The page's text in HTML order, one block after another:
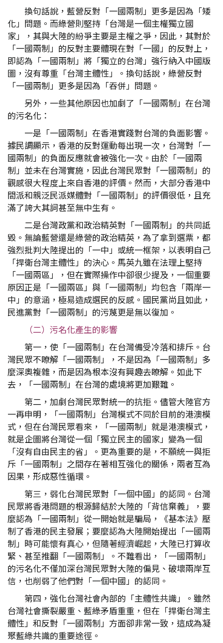
換句話說，藍營反對「一國兩制」更多是因為「矮
化」問題。而綠營則堅持「台灣是一個主權獨立國
家」，其與大陸的紛爭主要是主權之爭，因此，其對於
「一國兩制」的反對主要體現在對「一國」的反對上，
即認為「一國兩制」將「獨立的台灣」強行納入中國版
圖，沒有尊重「台灣主體性」。換句話說，綠營反對
「一國兩制」更多是因為「吞併」問題。
另外，一些其他原因也加劇了「一國兩制」在台灣
的污名化：
一是「一國兩制」在香港實踐對台灣的負面影響。
據民調顯示，香港的反對運動每出現一次，台灣對「一
國兩制」的負面反應就會被強化一次。由於「一國兩
制」並未在台灣實施，因此台灣民眾對「一國兩制」的
觀感很大程度上來自香港的評價。然而，大部分香港中
間派和親泛民派媒體對「一國兩制」的評價很低，且充
滿了誇大其詞甚至無中生有。
二是台灣政黨和政治精英對「一國兩制」的共同詆
毀。無論藍營還是綠營的政治精英，為了拿到選票，都
強烈批判大陸提出的「一中」或統一框架，以表明自己
「捍衛台灣主體性」的決心。馬英九雖在法理上堅持
「一國兩區」，但在實際操作中卻很少提及，一個重要
原因正是「一國兩區」與「一國兩制」均包含「兩岸一
中」的意涵，極易造成選民的反感。國民黨尚且如此，
民進黨對「一國兩制」的污蔑更是無以復加。
（二）污名化產生的影響
第一，使「一國兩制」在台灣備受冷落和排斥。台
灣民眾不瞭解「一國兩制」，不是因為「一國兩制」多
麼深奧複雜，而是因為根本沒有興趣去瞭解。如此下
去，「一國兩制」在台灣的處境將更加艱難。
第二，加劇台灣民眾對統一的抗拒。儘管大陸官方
一再申明，「一國兩制」台灣模式不同於目前的港澳模
式，但在台灣民眾看來，「一國兩制」就是港澳模式，
就是企圖將台灣從一個「獨立民主的國家」變為一個
「沒有自由民主的省」。更為重要的是，不願統一與拒
斥「一國兩制」之間存在著相互強化的關係，兩者互為
因果，形成惡性循環。
第三，弱化台灣民眾對「一個中國」的認同。台灣
民眾將香港問題的根源歸結於大陸的「背信棄義」，要
麼認為「一國兩制」從一開始就是騙局，《基本法》壓
制了香港的民主發展；要麼認為大陸開始提出「一國兩
制」時可能懷有真心，但隨著經濟崛起，大陸已打算收
緊、甚至推翻「一國兩制」。不難看出，「一國兩制」
的污名化不僅加深台灣民眾對大陸的偏見、破壞兩岸互
信，也削弱了他們對「一個中國」的認同。
第四，強化台灣社會內部的「主體性共識」。雖然
台灣社會撕裂嚴重、藍綠矛盾重重，但在「捍衛台灣主
體性」和反對「一國兩制」方面卻非常一致，這成為凝
聚藍綠共識的重要途徑。